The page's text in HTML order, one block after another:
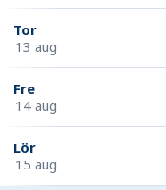
Tor
13 aug
Fre
14 aug
Lör
15 aug